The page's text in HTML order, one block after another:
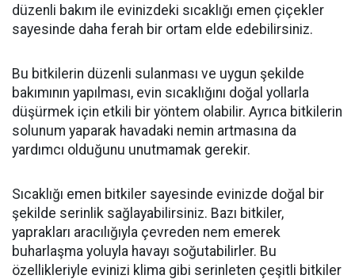
düzenli bakım ile evinizdeki sıcaklığı emen çiçekler
sayesinde daha ferah bir ortam elde edebilirsiniz.
Bu bitkilerin düzenli sulanması ve uygun şekilde
bakımının yapılması, evin sıcaklığını doğal yollarla
düşürmek için etkili bir yöntem olabilir. Ayrıca bitkilerin
solunum yaparak havadaki nemin artmasına da
yardımcı olduğunu unutmamak gerekir.
Sıcaklığı emen bitkiler sayesinde evinizde doğal bir
şekilde serinlik sağlayabilirsiniz. Bazı bitkiler,
yaprakları aracılığıyla çevreden nem emerek
buharlaşma yoluyla havayı soğutabilirler. Bu
özellikleriyle evinizi klima gibi serinleten çeşitli bitkiler